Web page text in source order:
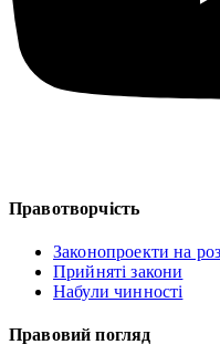
Правотворчість
Законопроекти на
Прийняті закони
Набули чинності
Правовий погляд